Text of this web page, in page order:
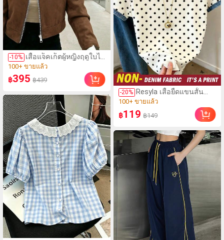
-10% เสื้อแจ็คเก็ตผู้หญิงฤดูใบไม้
ผลิ/ใบไม้ร่วง สีพื้น หนัง
เทียม สไตล์ปกคอเสื้อ ซิป
ขึ้น แขนยาว สไตล์ลำลอง
วิทยาลัย สนามบิน เสื้อ
นอก สีน้ำตาล สไตล์
สบายๆ ฤดูใบไม้ร่วง
(1000+)
100+ ขายแล้ว
฿395 ฿439
-20% Resyla เสื้อยืดแขนสั้น
คอกลมพิมพ์ลายจุดลำลอง
สำหรับผู้หญิง, ฤดูร้อน
(500+)
100+ ขายแล้ว
฿119 ฿149